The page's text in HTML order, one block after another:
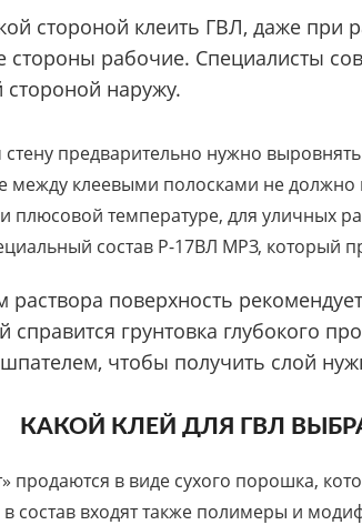
стороной клеить ГВЛ, даже при
стороны рабочие. Специалисты
стороной наружу.
предварительно нужно
между клеевыми полосками не должно
плюсовой температуре, для уличных
состав Р-17ВЛ МРЗ, который
поверхность
справится грунтовка глубокого
чтобы получить слой
КАКОЙ КЛЕЙ ДЛЯ ГВЛ
в виде сухого порошка,
в состав входят также полимеры и